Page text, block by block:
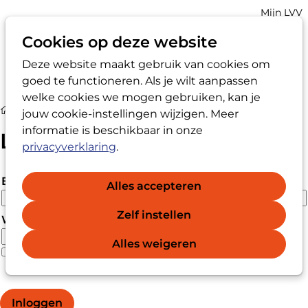
Cookies op deze website
Deze website maakt gebruik van cookies om
goed te functioneren. Als je wilt aanpassen
welke cookies we mogen gebruiken, kan je
jouw cookie-instellingen wijzigen. Meer
informatie is beschikbaar in onze
privacyverklaring.
Alles accepteren
Zelf instellen
Alles weigeren
Zoek
Account
Mijn LVV
Login
Login
E-mailadres
Wachtwoord
Wachtwoord weergeven
Wachtwoord vergeten?
Inloggen